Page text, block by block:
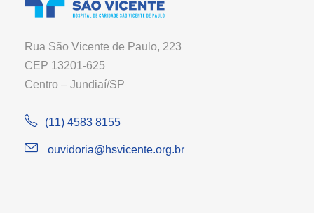
Rua São Vicente de Paulo, 223
CEP 13201-625
Centro – Jundiaí/SP
(11) 4583 8155
ouvidoria@hsvicente.org.br